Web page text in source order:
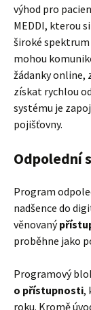
výhod pro
MEDDI, kterou
široké
mohou
žádanky online,
získat rychlou
systému je
pojišťovny.
Odpolední
Program
nadšence do
věnovaný
proběhne jako
Programový
o přístupnosti,
roku. Kromě